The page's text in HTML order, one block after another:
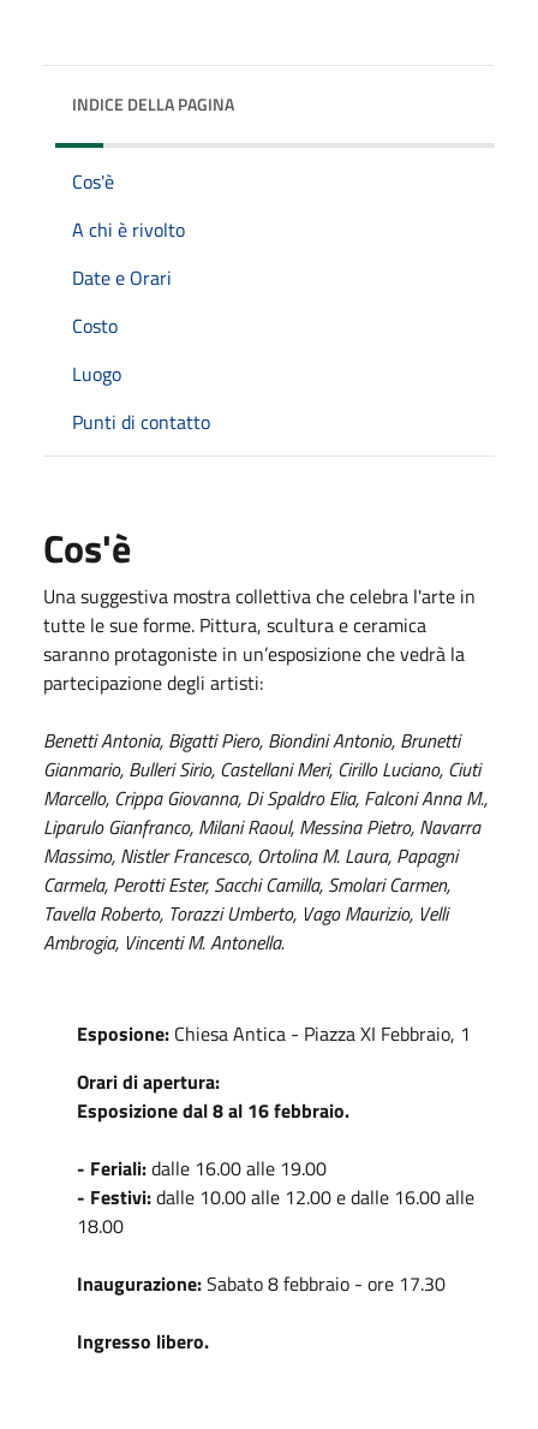
INDICE DELLA PAGINA
Cos'è
A chi è rivolto
Date e Orari
Costo
Luogo
Punti di contatto
Cos'è
Una suggestiva mostra collettiva che celebra l'arte in
tutte le sue forme. Pittura, scultura e ceramica
saranno protagoniste in un’esposizione che vedrà la
partecipazione degli artisti:
Benetti Antonia, Bigatti Piero, Biondini Antonio, Brunetti
Gianmario, Bulleri Sirio, Castellani Meri, Cirillo Luciano, Ciuti
Marcello, Crippa Giovanna, Di Spaldro Elia, Falconi Anna M.,
Liparulo Gianfranco, Milani Raoul, Messina Pietro, Navarra
Massimo, Nistler Francesco, Ortolina M. Laura, Papagni
Carmela, Perotti Ester, Sacchi Camilla, Smolari Carmen,
Tavella Roberto, Torazzi Umberto, Vago Maurizio, Velli
Ambrogia, Vincenti M. Antonella.
Esposione: Chiesa Antica - Piazza XI Febbraio, 1
Orari di apertura:
Esposizione dal 8 al 16 febbraio.
- Feriali:dalle 16.00 alle 19.00
- Festivi:dalle 10.00 alle 12.00 e dalle 16.00 alle
18.00
Inaugurazione:Sabato 8 febbraio - ore 17.30
Ingresso libero.